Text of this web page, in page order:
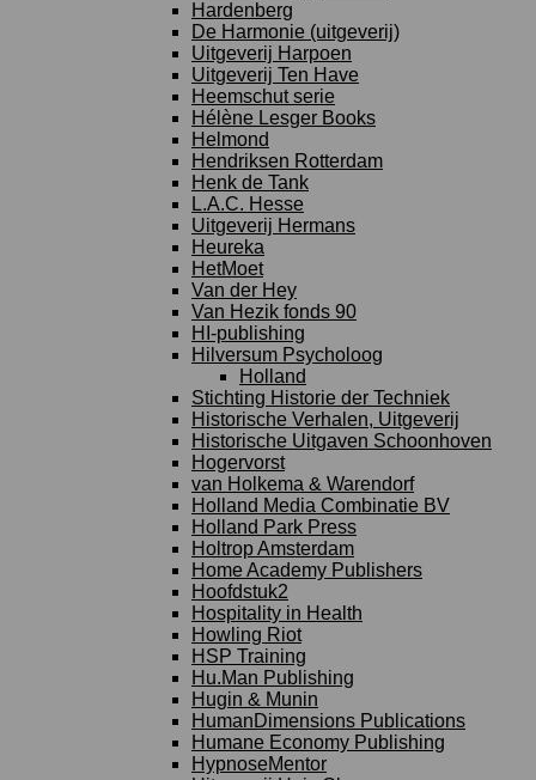
Hardenberg
De Harmonie (uitgeverij)
Uitgeverij Harpoen
Uitgeverij Ten Have
Heemschut serie
Hélène Lesger Books
Helmond
Hendriksen Rotterdam
Henk de Tank
L.A.C. Hesse
Uitgeverij Hermans
Heureka
HetMoet
Van der Hey
Van Hezik fonds 90
HI-publishing
Hilversum Psycholoog
Holland
Stichting Historie der Techniek
Historische Verhalen, Uitgeverij
Historische Uitgaven Schoonhoven
Hogervorst
van Holkema & Warendorf
Holland Media Combinatie BV
Holland Park Press
Holtrop Amsterdam
Home Academy Publishers
Hoofdstuk2
Hospitality in Health
Howling Riot
HSP Training
Hu.Man Publishing
Hugin & Munin
HumanDimensions Publications
Humane Economy Publishing
HypnoseMentor